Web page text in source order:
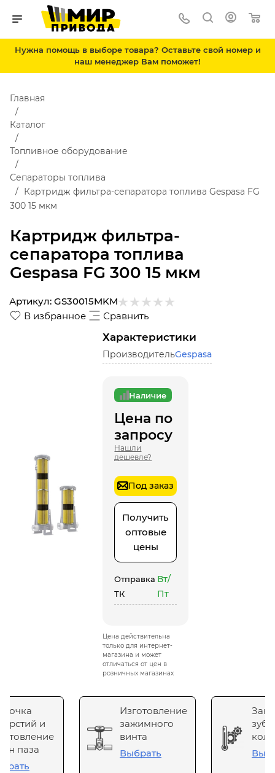
Нужна помощь в выборе товара? Оставьте свой номер и
наш менеджер Вам поможет!
Картридж фильтра-
сепаратора топлива
Gespasa FG 300 15 мкм
Главная
Каталог
Топливное оборудование
Сепараторы топлива
Картридж фильтра-сепаратора топлива Gespasa FG
300 15 мкм
В избранное Сравнить
Артикул: GS30015MKM
Характеристики
ПроизводительGespasa
Наличие
Цена по
запросу
Нашли
дешевле?
Под заказ
Получить
оптовые
цены
Отправка
ТК
Вт/
Пт
Цена действительна
только для интернет-
магазина и может
отличаться от цен в
розничных магазинах
и
паза
Изготовление
зажимного
винта
Выбрать